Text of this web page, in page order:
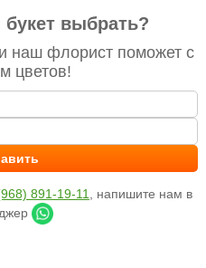
букет выбрать?
наш флорист поможет с
цветов!
891-19-11
, напишите нам в